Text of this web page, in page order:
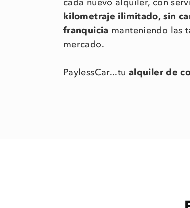
cada nuevo alquiler, con
kilometraje ilimitado, sin
franquicia manteniendo las
mercado.
PaylessCar...tu alquiler de